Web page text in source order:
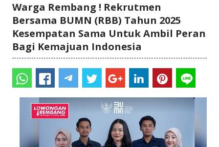
Warga Rembang ! Rekrutmen
Bersama BUMN (RBB) Tahun 2025
Kesempatan Sama Untuk Ambil Peran
Bagi Kemajuan Indonesia